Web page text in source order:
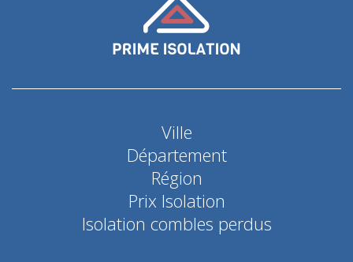
Ville
Département
Région
Prix Isolation
Isolation combles perdus